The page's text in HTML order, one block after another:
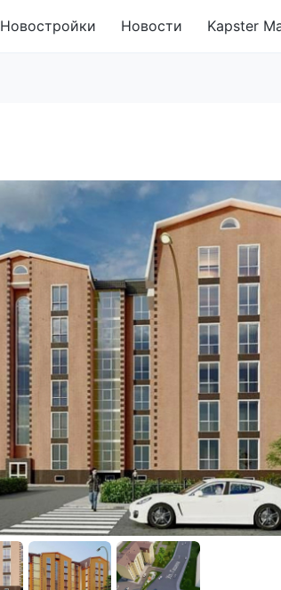
Новостройки Новости Kapster